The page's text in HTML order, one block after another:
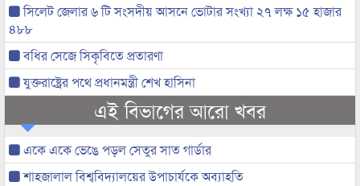
সিলেট জেলার ৬ টি সংসদীয় আসনে ভোটার সংখ্যা ২৭ লক্ষ ১৫ হাজার
৪৮৮
বধির সেজে সিকৃবিতে প্রতারণা
যুক্তরাষ্ট্রের পথে প্রধানমন্ত্রী শেখ হাসিনা
এই বিভাগের আরো খবর
একে একে ভেঙে পড়ল সেতুর সাত গার্ডার
শাহজালাল বিশ্ববিদ্যালয়ের উপাচার্যকে অব্যাহতি